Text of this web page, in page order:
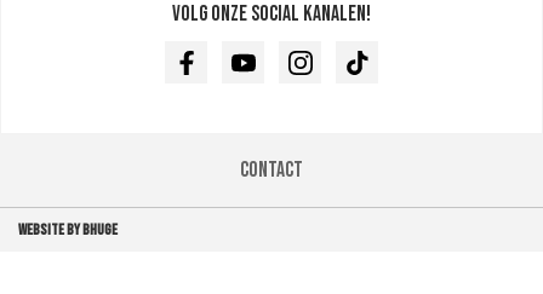
Volg onze social kanalen!
FacebookYoutubeInstagramTikTok
Contact
WEBSITE BY BHUGE